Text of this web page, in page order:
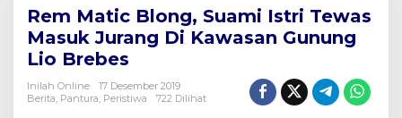
Blong,
Suami
Istri
Masuk
Jurang
Rem Matic Blong, Suami Istri Tewas
Masuk Jurang Di Kawasan Gunung
Lio Brebes
Inilah Online
17 Desember 2019
Berita Pantura Peristiwa 722 Dilihat